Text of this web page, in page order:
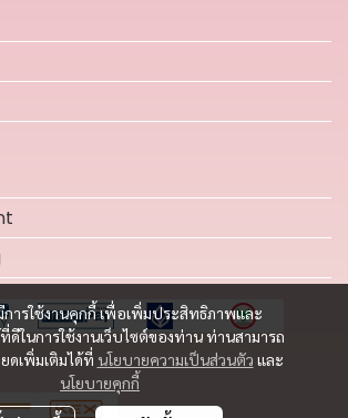
การใช้งานคุกกี้ เพื่อเพิ่มประสิทธิภาพและ
ในการใช้งานเว็บไซต์ของท่าน ท่านสามารถ
ดเพิ่มเติมได้ที่ นโยบายความเป็นส่วนตัว และ
นโยบายคุกกี้